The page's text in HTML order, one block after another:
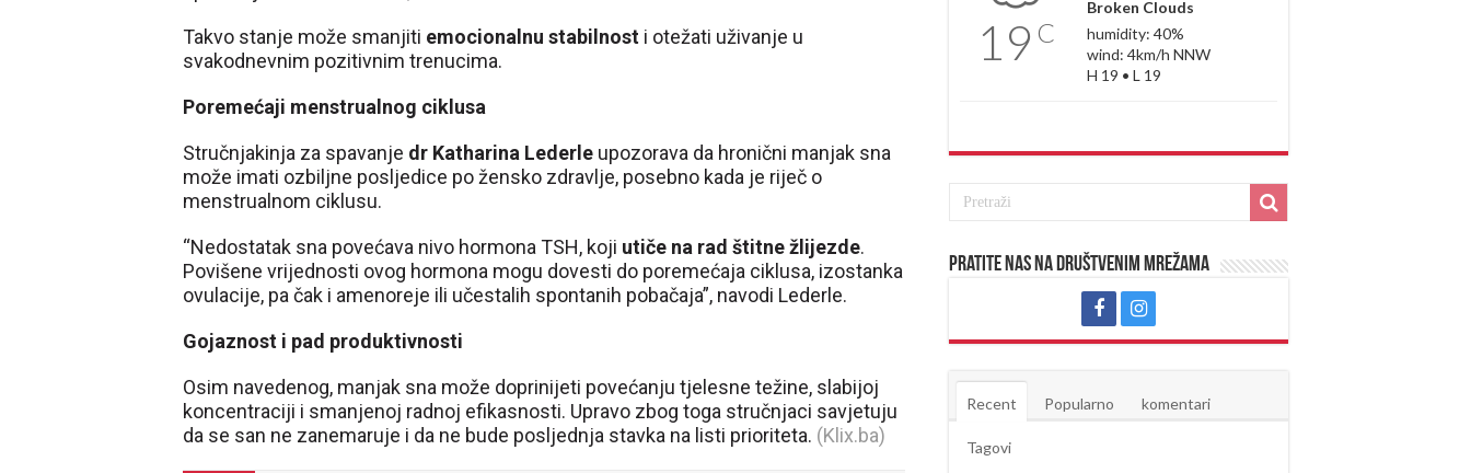
Takvo stanje može smanjiti emocionalnu stabilnost i otežati uživanje u
svakodnevnim pozitivnim trenucima.
Poremećaji menstrualnog ciklusa
Stručnjakinja za spavanje dr Katharina Lederle upozorava da hronični manjak sna
može imati ozbiljne posljedice po žensko zdravlje, posebno kada je riječ o
menstrualnom ciklusu.
“Nedostatak sna povećava nivo hormona TSH, koji utiče na rad štitne žlijezde.
Povišene vrijednosti ovog hormona mogu dovesti do poremećaja ciklusa, izostanka
ovulacije, pa čak i amenoreje ili učestalih spontanih pobačaja”, navodi Lederle.
Gojaznost i pad produktivnosti
Osim navedenog, manjak sna može doprinijeti povećanju tjelesne težine, slabijoj
koncentraciji i smanjenoj radnoj efikasnosti. Upravo zbog toga stručnjaci savjetuju
da se san ne zanemaruje i da ne bude posljednja stavka na listi prioriteta. (Klix.ba)
19 C
Broken Clouds
humidity: 40%
wind: 4km/h NNW
H 19 • L 19
Pratite nas na društvenim mrežama
Recent Popularno komentari
Tagovi